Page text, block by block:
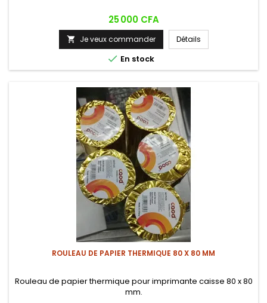
Prix
25 000 CFA
 Je veux commander Détails
 En stock
ROULEAU DE PAPIER THERMIQUE 80 X 80 MM
Rouleau de papier thermique pour imprimante caisse 80 x 80
mm.